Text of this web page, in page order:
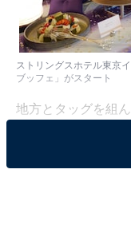
ストリングスホテル東京
ブッフェ」がスタート
地方とタッグを組
使った食べ放題や
かりのフォトジェ